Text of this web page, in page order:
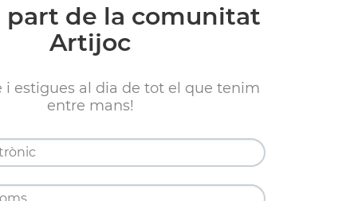
part de la comunitat
Artijoc
i estigues al dia de tot el que tenim
entre mans!